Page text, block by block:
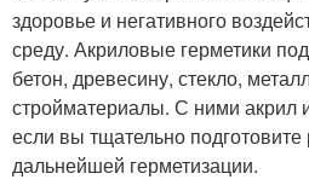
здоровье и негативного
среду. Акриловые герметики
бетон, древесину, стекло,
стройматериалы. С ними акрил
если вы тщательно
дальнейшей герметизации.